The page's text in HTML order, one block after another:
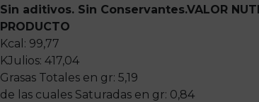
Sin aditivos. Sin Conservantes.VALOR
PRODUCTO
Kcal: 99,77
KJulios: 417,04
Grasas Totales en gr: 5,19
de las cuales Saturadas en gr: 0,84